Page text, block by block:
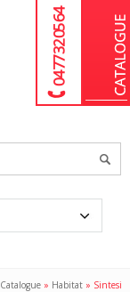
04 77 32 05 64
Catalogue » Habitat » Sintesi